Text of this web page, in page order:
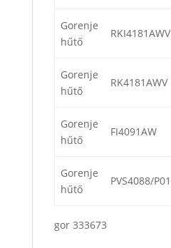
Gorenje
hűtő
RKI4181AWV
Gorenje
hűtő
RK4181AWV
Gorenje
hűtő
FI4091AW
Gorenje
hűtő
PVS4088/P01
gor 333673